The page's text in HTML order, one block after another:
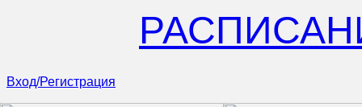
Вход/Регистрация